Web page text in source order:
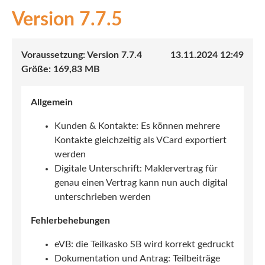
INEX
Leben
Investment
7.7.5
13.11.2024 12:49
7.7.4
169,83 MB
Allgemein
Kunden & Kontakte: Es können mehrere
Kontakte gleichzeitig als VCard exportiert
werden
Digitale Unterschrift: Maklervertrag für
genau einen Vertrag kann nun auch digital
unterschrieben werden
Fehlerbehebungen
eVB: die Teilkasko SB wird korrekt gedruckt
Dokumentation und Antrag: Teilbeiträge